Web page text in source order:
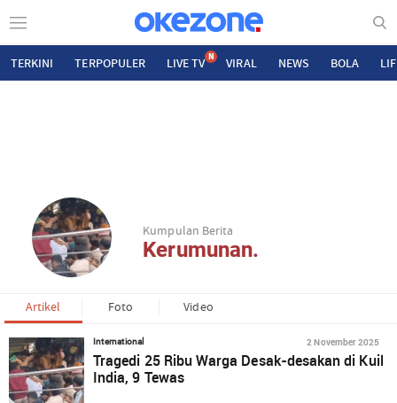
TERKINI TERPOPULER LIVE TV N VIRAL NEWS BOLA
Kumpulan Berita
Kerumunan.
Artikel Foto Video
International 2 November 2025
Tragedi 25 Ribu Warga Desak-desakan di Kuil
India, 9 Tewas